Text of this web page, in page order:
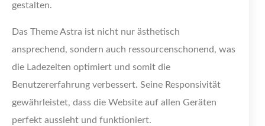
gestalten.
Das Theme Astra ist nicht nur ästhetisch
ansprechend, sondern auch ressourcenschonend, was
die Ladezeiten optimiert und somit die
Benutzererfahrung verbessert. Seine Responsivität
gewährleistet, dass die Website auf allen Geräten
perfekt aussieht und funktioniert.